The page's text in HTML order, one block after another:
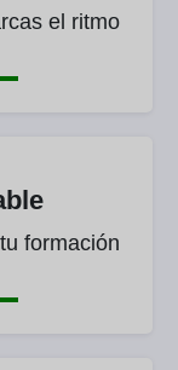
el ritmo
formación